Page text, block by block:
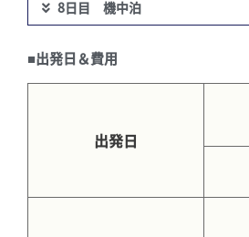
8日目 機中泊
■出発日＆費用
出発日